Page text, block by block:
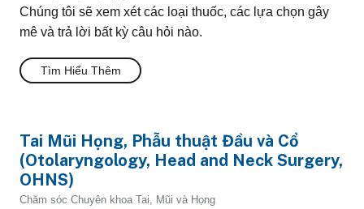
Chúng tôi sẽ xem xét các loại thuốc, các lựa chọn gây
mê và trả lời bất kỳ câu hỏi nào.
Tìm Hiểu Thêm
Tai Mũi Họng, Phẫu thuật Đầu và Cổ
(Otolaryngology, Head and Neck Surgery,
OHNS)
Chăm sóc Chuyên khoa Tai, Mũi và Họng